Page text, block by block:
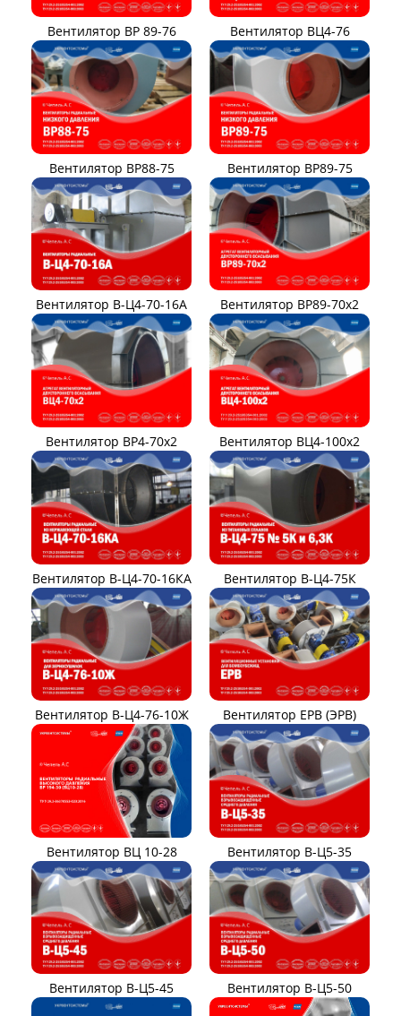
Вентилятор ВР 89-76 Вентилятор ВЦ4-76
Вентилятор ВР88-75 Вентилятор ВР89-75
Вентилятор В-Ц4-70-16А Вентилятор ВР89-70x2
Вентилятор ВР4-70x2 Вентилятор ВЦ4-100х2
Вентилятор В-Ц4-70-16КА Вентилятор В-Ц4-75К
Вентилятор В-Ц4-76-10Ж Вентилятор ЕРВ (ЭРВ)
Вентилятор ВЦ 10-28 Вентилятор В-Ц5-35
Вентилятор В-Ц5-45 Вентилятор В-Ц5-50